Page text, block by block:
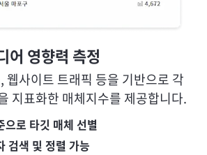
어 영향력 측정
웹사이트 트래픽 등을 기반으로 각
지표화한 매체지수를 제공합니다.
으로 타깃 매체 선별
검색 및 정렬 가능